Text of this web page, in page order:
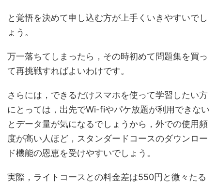
と覚悟を決めて申し込む方が上手くいきやすいでし
ょう。
万一落ちてしまったら，その時初めて問題集を買っ
て再挑戦すればよいわけです。
さらには，できるだけスマホを使って学習したい方
にとっては，出先でWi-fiやパケ放題が利用できない
とデータ量が気になるでしょうから，外での使用頻
度が高い人ほど，スタンダードコースのダウンロー
ド機能の恩恵を受けやすいでしょう。
実際，ライトコースとの料金差は550円と微々たる